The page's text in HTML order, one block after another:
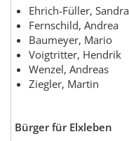
Ehrich-Füller, Sandra
Fernschild, Andrea
Baumeyer, Mario
Voigtritter, Hendrik
Wenzel, Andreas
Ziegler, Martin
Bürger für Elxleben